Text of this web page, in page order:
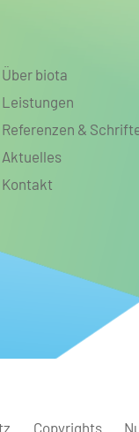
Über biota
Leistungen
Referenzen &
Aktuelles
Kontakt